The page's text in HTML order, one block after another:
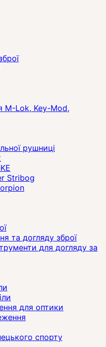
M-Lok, Key-Mod,
рушниці
Stribog
та догляду зброї
для догляду за
для оптики
спорту